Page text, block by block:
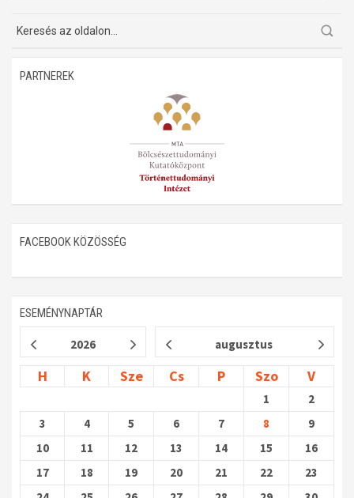
PARTNEREK
FACEBOOK KÖZÖSSÉG
ESEMÉNYNAPTÁR
2026 augusztus
H K Sze Cs P Szo V
1
2
3
4 5 6 7 8
9
10
11 12 13 14 15
16
17
18 19 20 21 22
23